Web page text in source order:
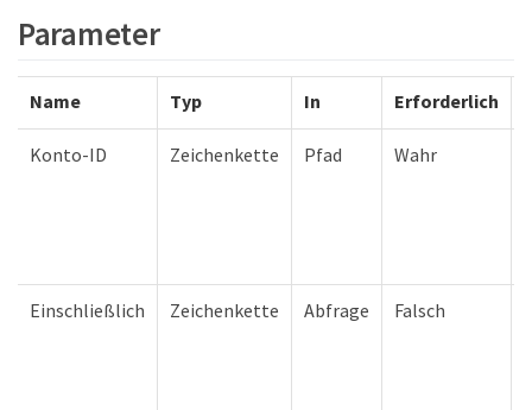
Parameter
Name Typ In Erforderlich
Konto-ID Zeichenkette Pfad Wahr
Einschließlich Zeichenkette Abfrage Falsch